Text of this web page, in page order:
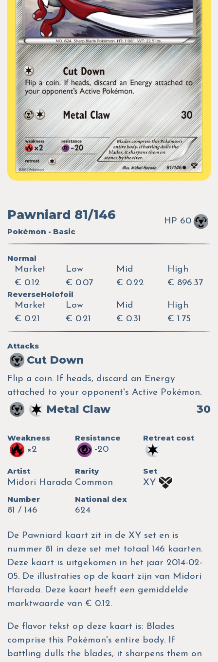
Pawniard 81/146
Pokémon - Basic
HP 60
Normal
Market
€ 0.12
Low
€ 0.07
Mid
€ 0.22
High
€ 896.37
ReverseHolofoil
Market
€ 0.21
Low
€ 0.21
Mid
€ 0.31
High
€ 1.75
Attacks
Cut Down
Flip a coin. If heads, discard an Energy
attached to your opponent's Active Pokémon.
Metal Claw 30
Weakness
×2
Resistance
-20
Retreat cost
Artist
Midori Harada
Rarity
Common
Set
XY
Number
81 / 146
National dex
624
De Pawniard kaart zit in de XY set en is
nummer 81 in deze set met totaal 146 kaarten.
Deze kaart is uitgekomen in het jaar 2014-02-
05. De illustraties op de kaart zijn van Midori
Harada. Deze kaart heeft een gemiddelde
marktwaarde van € 0.12.
De flavor tekst op deze kaart is: Blades
comprise this Pokémon's entire body. If
battling dulls the blades, it sharpens them on